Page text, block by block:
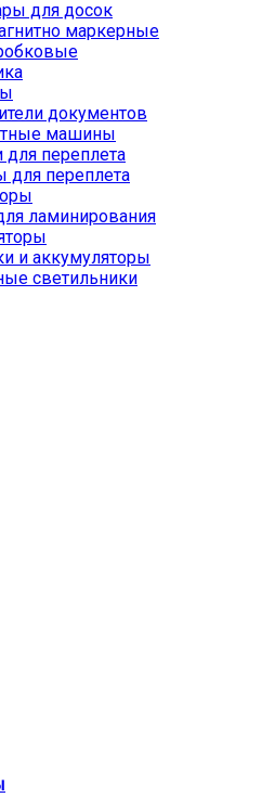
для досок
маркерные
документов
машины
переплета
для переплета
ламинирования
и аккумуляторы
светильники